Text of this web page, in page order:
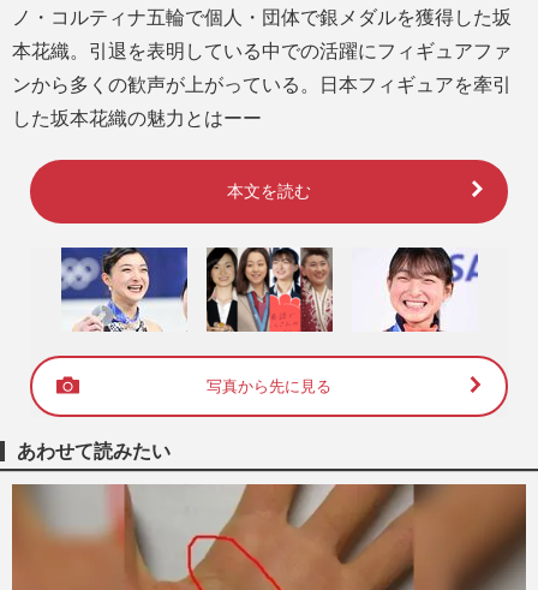
ノ・コルティナ五輪で個人・団体で銀メダルを獲得した坂
本花織。引退を表明している中での活躍にフィギュアファ
ンから多くの歓声が上がっている。日本フィギュアを牽引
した坂本花織の魅力とはーー
本文を読む
写真から先に見る
あわせて読みたい